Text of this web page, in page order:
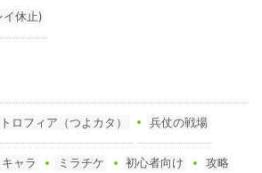
イ休止)
ロフィア（つよカタ） 兵仗の戦場
キャラ ミラチケ 初心者向け 攻略